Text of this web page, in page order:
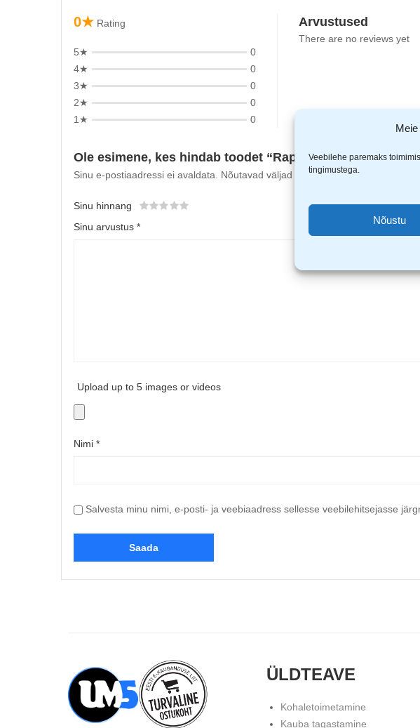
Veebilehe paremaks
tingimustega.
Nõustu
0★ Rating
5★
0
4★
0
3★
0
2★
0
1★
0
Arvustused
There are no reviews yet
Ole esimene, kes hindab toodet “Rapid klambrid 53/14
Sinu e-postiaadressi ei avaldata. Nõutavad väljad on tähistatud*-ga
Sinu hinnang
Sinu arvustus *
Upload up to 5 images or videos
Nimi *
Salvesta minu nimi, e-posti- ja veebiaadress sellesse veebilehitsejasse
ÜLDTEAVE
Kohaletoimetamine
Kauba tagastamine